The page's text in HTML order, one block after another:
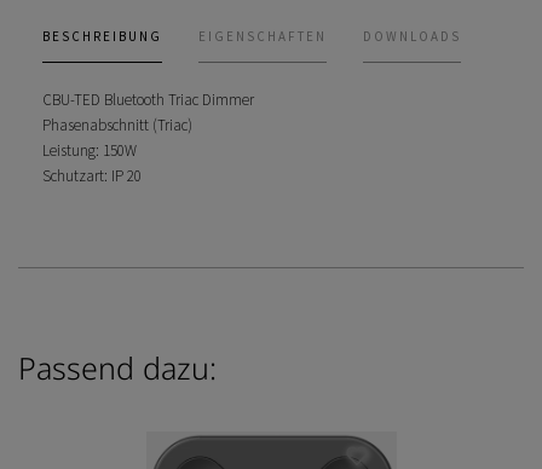
BESCHREIBUNG EIGENSCHAFTEN DOWNLOADS
CBU-TED Bluetooth Triac Dimmer
Phasenabschnitt (Triac)
Leistung: 150W
Schutzart: IP 20
Passend dazu: